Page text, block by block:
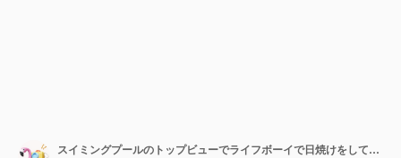
スイミングプールのトップビューでライフボーイで日焼けをしている若い女性の夏の売り上げのバナーデザイン